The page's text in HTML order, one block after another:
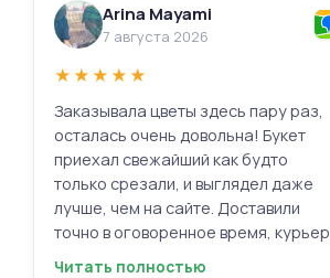
Arina Mayami
7 августа 2026
★★★★★
Заказывала цветы здесь пару раз,
осталась очень довольна! Букет
приехал свежайший как будто
только срезали, и выглядел даже
лучше, чем на сайте. Доставили
точно в оговоренное время, курьер
вежливый, ещё и открытку с тёплыми
Читать полностью